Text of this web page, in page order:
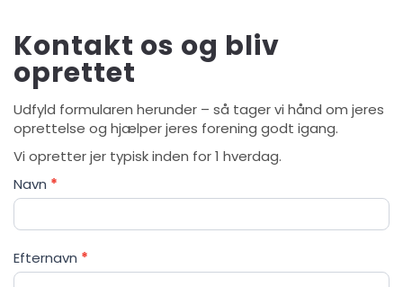
Kontakt os og bliv
oprettet
Udfyld formularen herunder – så tager vi hånd om jeres
oprettelse og hjælper jeres forening godt igang.
Vi opretter jer typisk inden for 1 hverdag.
Køb
Navn *
Efternavn *